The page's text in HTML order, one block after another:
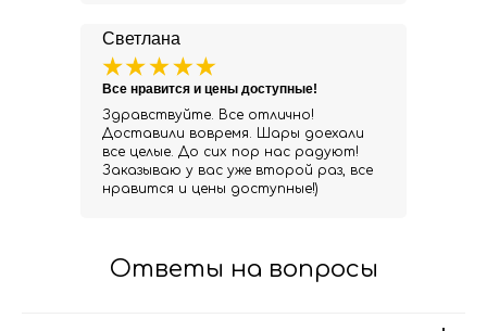
Светлана
Здравствуйте. Все отлично!
Доставили вовремя. Шары доехали
все целые. До сих пор нас радуют!
Заказываю у вас уже второй раз, все
нравится и цены доступные!)
Все нравится и цены доступные!
Ответы на вопросы